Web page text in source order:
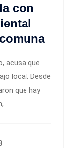
con
acusa que
local. Desde
que hay